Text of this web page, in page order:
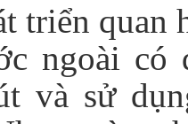
triển quan
ngoài có
và sử